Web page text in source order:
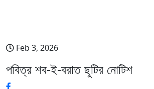
Feb 3, 2026
পবিত্র শব-ই-বরাত ছুটির নোটিশ